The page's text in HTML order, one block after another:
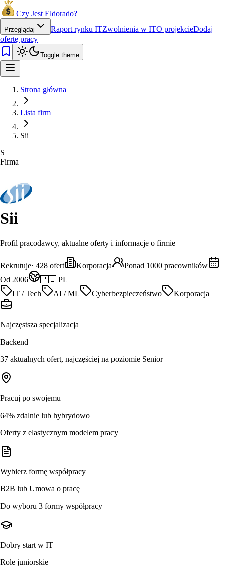
Czy Jest Eldorado?
Przeglądaj Raport rynku ITZwolnienia w ITO projekcieDodaj
ofertę pracy
Toggle theme
Strona główna
Lista firm
Sii
S
Firma
Sii
Profil pracodawcy, aktualne oferty i informacje o firmie
Rekrutuje· 428 ofert Korporacja
Ponad 1000 pracowników
Od 2006
🇵🇱 PL
IT / Tech
AI / ML Cyberbezpieczeństwo Korporacja
Najczęstsza specjalizacja
Backend
37 aktualnych ofert, najczęściej na poziomie Senior
Pracuj po swojemu
64% zdalnie lub hybrydowo
Oferty z elastycznym modelem pracy
Wybierz formę współpracy
B2B lub Umowa o pracę
Do wyboru 3 formy współpracy
Dobry start w IT
Role juniorskie